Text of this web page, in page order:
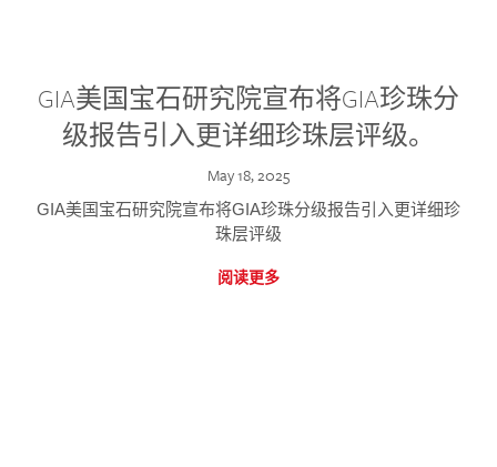
GIA美国宝石研究院宣布将GIA珍珠分
级报告引入更详细珍珠层评级。
May 18, 2025
GIA美国宝石研究院宣布将GIA珍珠分级报告引入更详细珍
珠层评级
阅读更多